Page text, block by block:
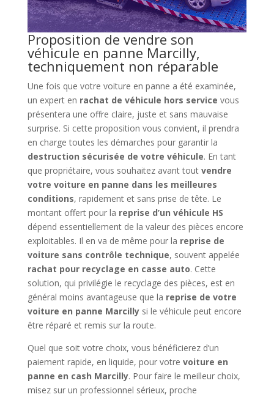
Proposition de vendre son
véhicule en panne Marcilly,
techniquement non réparable
Une fois que votre voiture en panne a été examinée,
un expert en rachat de véhicule hors service vous
présentera une offre claire, juste et sans mauvaise
surprise. Si cette proposition vous convient, il prendra
en charge toutes les démarches pour garantir la
destruction sécurisée de votre véhicule. En tant
que propriétaire, vous souhaitez avant tout vendre
votre voiture en panne dans les meilleures
conditions, rapidement et sans prise de tête. Le
montant offert pour la reprise d’un véhicule HS
dépend essentiellement de la valeur des pièces encore
exploitables. Il en va de même pour la reprise de
voiture sans contrôle technique, souvent appelée
rachat pour recyclage en casse auto. Cette
solution, qui privilégie le recyclage des pièces, est en
général moins avantageuse que la reprise de votre
voiture en panne Marcillysi le véhicule peut encore
être réparé et remis sur la route.
Quel que soit votre choix, vous bénéficierez d’un
paiement rapide, en liquide, pour votre voiture en
panne en cash Marcilly. Pour faire le meilleur choix,
misez sur un professionnel sérieux, proche